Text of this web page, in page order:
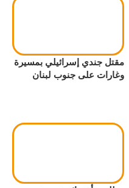
مقتل جندي إسرائيلي بمسيرة
وغارات على جنوب لبنان